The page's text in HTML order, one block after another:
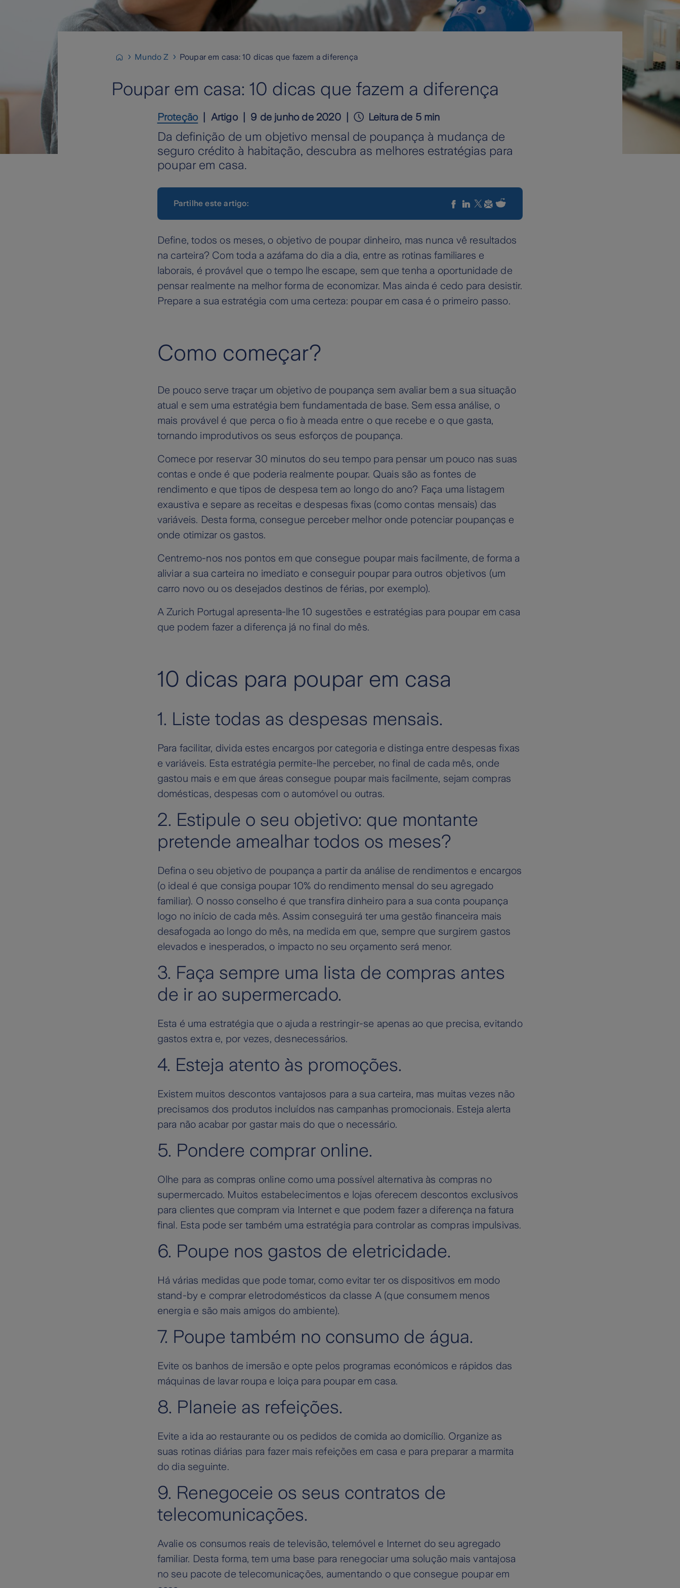
Mundo Z Poupar em casa: 10 dicas que fazem a diferença
Poupar em casa: 10 dicas que fazem a diferença
Proteção Artigo 9 de junho de 2020 Leitura de 5 min
Da definição de um objetivo mensal de poupança à mudança de
seguro crédito à habitação, descubra as melhores estratégias para
poupar em casa.
Partilhe este artigo:
Define, todos os meses, o objetivo de poupar dinheiro, mas nunca vê resultados
na carteira? Com toda a azáfama do dia a dia, entre as rotinas familiares e
laborais, é provável que o tempo lhe escape, sem que tenha a oportunidade de
pensar realmente na melhor forma de economizar. Mas ainda é cedo para desistir.
Prepare a sua estratégia com uma certeza: poupar em casa é o primeiro passo.
Como começar?
De pouco serve traçar um objetivo de poupança sem avaliar bem a sua situação
atual e sem uma estratégia bem fundamentada de base. Sem essa análise, o
mais provável é que perca o fio à meada entre o que recebe e o que gasta,
tornando improdutivos os seus esforços de poupança.
Comece por reservar 30 minutos do seu tempo para pensar um pouco nas suas
contas e onde é que poderia realmente poupar. Quais são as fontes de
rendimento e que tipos de despesa tem ao longo do ano? Faça uma listagem
exaustiva e separe as receitas e despesas fixas (como contas mensais) das
variáveis. Desta forma, consegue perceber melhor onde potenciar poupanças e
onde otimizar os gastos.
Centremo-nos nos pontos em que consegue poupar mais facilmente, de forma a
aliviar a sua carteira no imediato e conseguir poupar para outros objetivos (um
carro novo ou os desejados destinos de férias, por exemplo).
A Zurich Portugal apresenta-lhe 10 sugestões e estratégias para poupar em casa
que podem fazer a diferença já no final do mês.
10 dicas para poupar em casa
1. Liste todas as despesas mensais.
Para facilitar, divida estes encargos por categoria e distinga entre despesas fixas
e variáveis. Esta estratégia permite-lhe perceber, no final de cada mês, onde
gastou mais e em que áreas consegue poupar mais facilmente, sejam compras
domésticas, despesas com o automóvel ou outras.
2. Estipule o seu objetivo: que montante
pretende amealhar todos os meses?
Defina o seu objetivo de poupança a partir da análise de rendimentos e encargos
(o ideal é que consiga poupar 10% do rendimento mensal do seu agregado
familiar). O nosso conselho é que transfira dinheiro para a sua conta poupança
logo no início de cada mês. Assim conseguirá ter uma gestão financeira mais
desafogada ao longo do mês, na medida em que, sempre que surgirem gastos
elevados e inesperados, o impacto no seu orçamento será menor.
3. Faça sempre uma lista de compras antes
de ir ao supermercado.
Esta é uma estratégia que o ajuda a restringir-se apenas ao que precisa, evitando
gastos extra e, por vezes, desnecessários.
4. Esteja atento às promoções.
Existem muitos descontos vantajosos para a sua carteira, mas muitas vezes não
precisamos dos produtos incluídos nas campanhas promocionais. Esteja alerta
para não acabar por gastar mais do que o necessário.
5. Pondere comprar online.
Olhe para as compras online como uma possível alternativa às compras no
supermercado. Muitos estabelecimentos e lojas oferecem descontos exclusivos
para clientes que compram via Internet e que podem fazer a diferença na fatura
final. Esta pode ser também uma estratégia para controlar as compras impulsivas.
6. Poupe nos gastos de eletricidade.
Há várias medidas que pode tomar, como evitar ter os dispositivos em modo
stand-by e comprar eletrodomésticos da classe A (que consumem menos
energia e são mais amigos do ambiente).
7. Poupe também no consumo de água.
Evite os banhos de imersão e opte pelos programas económicos e rápidos das
máquinas de lavar roupa e loiça para poupar em casa.
8. Planeie as refeições.
Evite a ida ao restaurante ou os pedidos de comida ao domicílio. Organize as
suas rotinas diárias para fazer mais refeições em casa e para preparar a marmita
do dia seguinte.
9. Renegoceie os seus contratos de
telecomunicações.
Avalie os consumos reais de televisão, telemóvel e Internet do seu agregado
familiar. Desta forma, tem uma base para renegociar uma solução mais vantajosa
no seu pacote de telecomunicações, aumentando o que consegue poupar em